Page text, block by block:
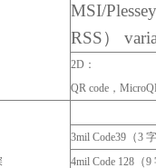
MSI/
RSS）
2D：
QR code ，
3mil Code39 （3
4mil Code 128 （9